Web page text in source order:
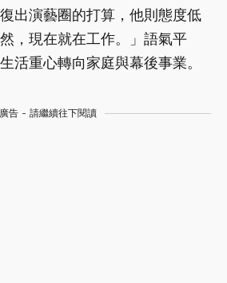
出演藝圈的打算，他則態度低
，現在就在工作。」語氣平
活重心轉向家庭與幕後事業。
廣告 - 請繼續往下閱讀